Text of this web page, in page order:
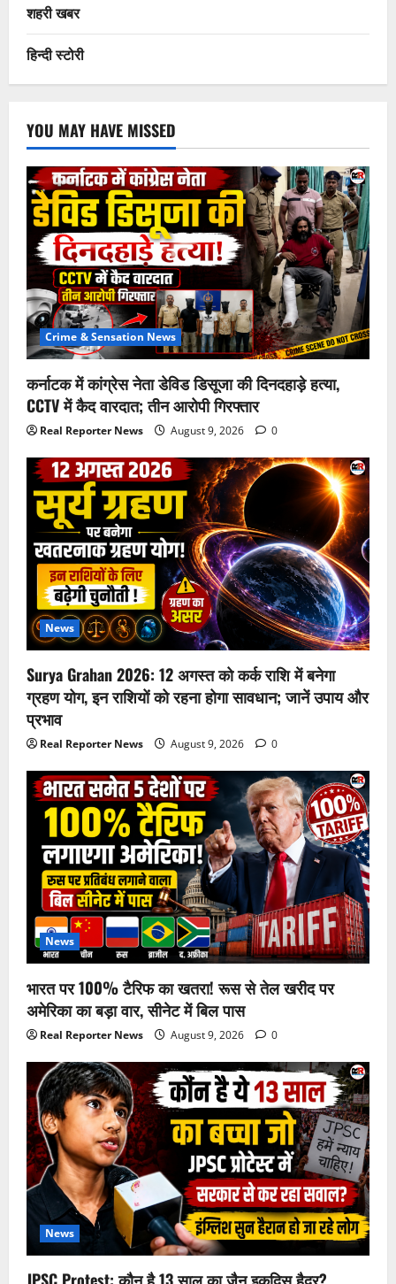
शहरी खबर
हिन्दी स्टोरी
YOU MAY HAVE MISSED
Crime & Sensation News
कर्नाटक में कांग्रेस नेता डेविड डिसूजा की दिनदहाड़े हत्या,
CCTV में कैद वारदात; तीन आरोपी गिरफ्तार
Real Reporter News August 9, 2026 0
News
Surya Grahan 2026: 12 अगस्त को कर्क राशि में बनेगा
ग्रहण योग, इन राशियों को रहना होगा सावधान; जानें उपाय और
प्रभाव
Real Reporter News August 9, 2026 0
News
भारत पर 100% टैरिफ का खतरा! रूस से तेल खरीद पर
अमेरिका का बड़ा वार, सीनेट में बिल पास
Real Reporter News August 9, 2026 0
News
JPSC Protest: कौन है 13 साल का जैन इकदिस हैदर?